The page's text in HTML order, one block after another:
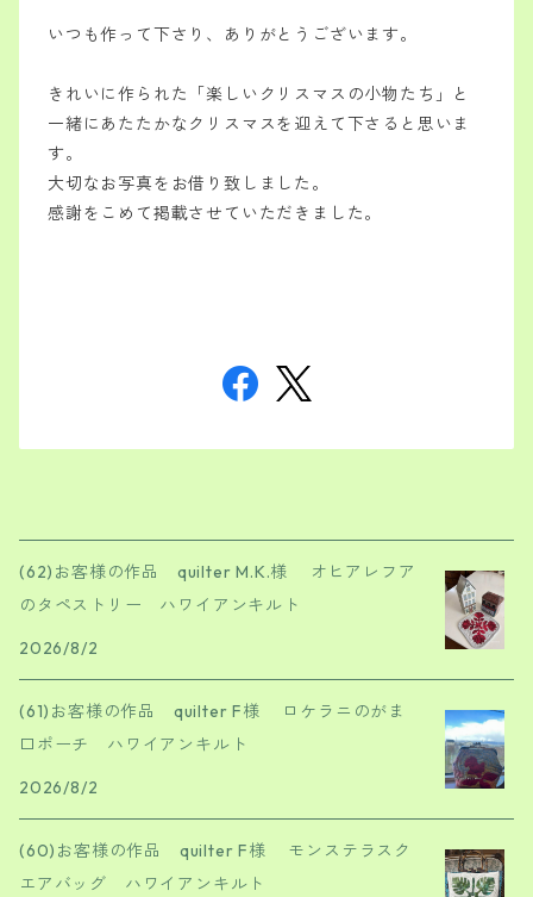
いつも作って下さり、ありがとうございます。
きれいに作られた「楽しいクリスマスの小物たち」と
一緒にあたたかなクリスマスを迎えて下さると思いま
す。
大切なお写真をお借り致しました。
感謝をこめて掲載させていただきました。
(62)お客様の作品 quilter M.K.様 オヒアレフア
のタペストリー ハワイアンキルト
2026/8/2
(61)お客様の作品 quilter F様 ロケラニのがま
口ポーチ ハワイアンキルト
2026/8/2
(60)お客様の作品 quilter F様 モンステラスク
エアバッグ ハワイアンキルト